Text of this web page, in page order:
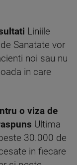
Liniile
Sanatate vor
noi sau nu
in care
o viza de
Ultima
30.000 de
in fiecare